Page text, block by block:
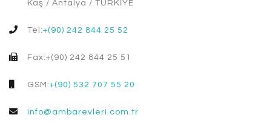
Kaş / Antalya / TÜRKİYE
Tel:+(90) 242 844 25 52
Fax:+(90) 242 844 25 51
GSM:+(90) 532 707 55 20
info@ambarevleri.com.tr